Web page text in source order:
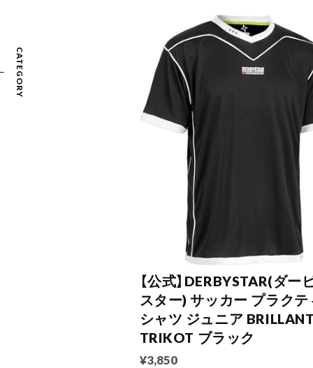
CATEGORY
【公式】DERBYSTAR(ダー
スター) サッカー プラクテ
シャツ ジュニア
TRIKOT ブラック
¥3,850